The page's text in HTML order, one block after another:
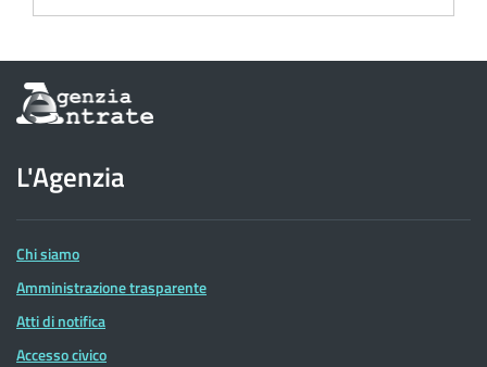
Informazioni
sul
dell'Agenzia
delle
Entrate
L'Agenzia
Chi siamo
Amministrazione trasparente
Atti di notifica
Accesso civico